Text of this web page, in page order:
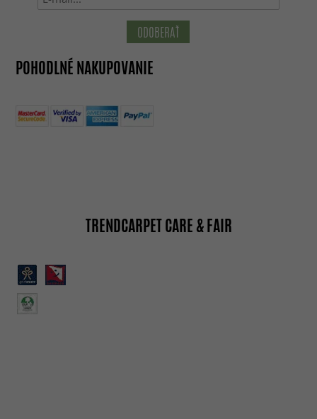
ODOBERAŤ
POHODLNÉ NAKUPOVANIE
TRENDCARPET CARE & FAIR